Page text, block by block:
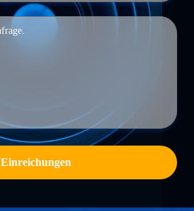
Einreichungen